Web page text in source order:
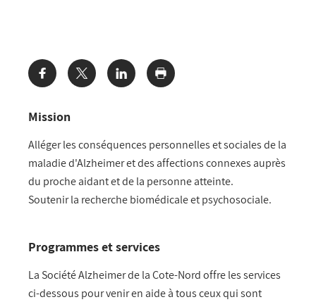
Mission
Alléger les conséquences personnelles et sociales de la
maladie d'Alzheimer et des affections connexes auprès
du proche aidant et de la personne atteinte.
Soutenir la recherche biomédicale et psychosociale.
Programmes et services
La Société Alzheimer de la Cote-Nord offre les services
ci-dessous pour venir en aide à tous ceux qui sont
Share: